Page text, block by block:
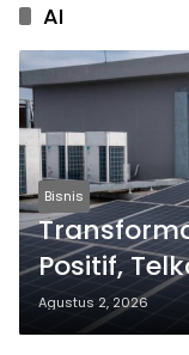
AI
Bisnis
Positif,
Rp10,6
Agustus 2, 2026